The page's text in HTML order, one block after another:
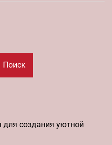
Поиск
для создания уютной